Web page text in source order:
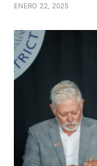
ENERO 22, 2025